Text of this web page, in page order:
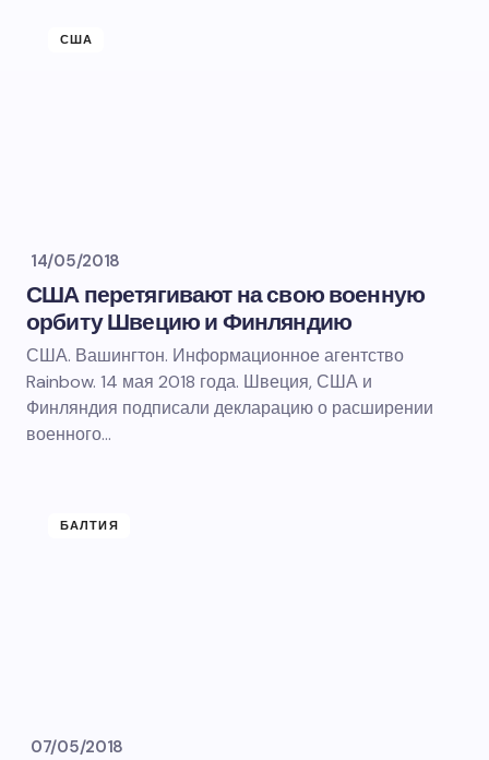
США
14/05/2018
США перетягивают на свою военную
орбиту Швецию и Финляндию
США. Вашингтон. Информационное агентство
Rainbow. 14 мая 2018 года. Швеция, США и
Финляндия подписали декларацию о расширении
военного…
БАЛТИЯ
07/05/2018